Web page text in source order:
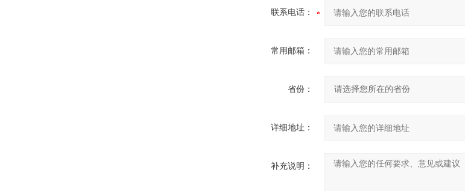
联系电话：
常用邮箱：
省份：
详细地址：
补充说明：